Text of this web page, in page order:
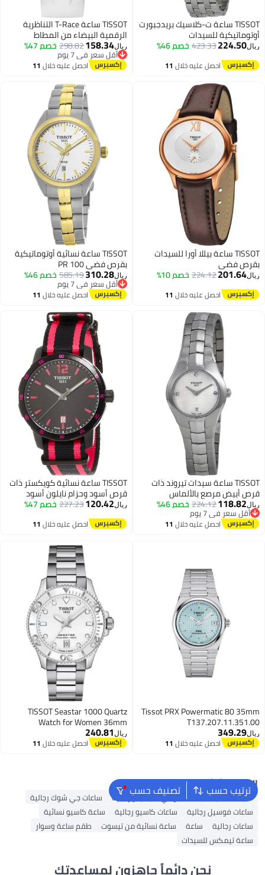
TISSOT ساعة ت-كلاسيك بريدجبورت
أوتوماتيكية للسيدات
ريال224.50
423.33خصم 46%
احصل عليه خلال 11
TISSOT ساعة T-Race التناظرية
الرقمية البيضاء من المطاط
للجنسين
ريال158.34
298.82خصم 47%
أقل سعر في 7 يوم
أقل سعر في 7 يوماحصل عليه خلال 11
TISSOT ساعة بيللا أورا للسيدات
بقرص فضي
ريال201.64
224.12خصم 10%
احصل عليه خلال 11
TISSOT ساعة نسائية أوتوماتيكية
بقرص فضي PR 100
ريال310.28
585.19خصم 46%
أقل سعر في 7 يوم
أقل سعر في 7 يوماحصل عليه خلال 11
TISSOT ساعة سيدات تيروند ذات
قرص أبيض مرصع بالألماس
ريال118.82
224.12خصم 46%
أقل سعر في 7 يوم
أقل سعر في 7 يوماحصل عليه خلال 11
اغسطس
TISSOT ساعة نسائية كويكستر ذات
قرص أسود وحزام نايلون أسود
ووردي فاقع
ريال120.42
227.23خصم 47%
احصل عليه خلال 11
اغسطس
Tissot PRX Powermatic 80 35mm
T137.207.11.351.00
ريال349.29
احصل عليه خلال 11
TISSOT Seastar 1000 Quartz
Watch for Women 36mm
T120.210.11.011.00
ريال240.81
احصل عليه خلال 11
ترتيب حسب تصنيف حسب البحث الشائع
ساعات نسائية ساعات تومي هيلفيغر رجالية
ساعات جي شوك رجالية
ساعات فوسيل رجالية
ساعات كاسيو رجالية
ساعة كاسيو نسائية
ساعات رجالية
ساعة ساعة نسائية من تيسوت
طقم ساعة وسوار
ساعة تيمكس للسيدات
نحن دائماً جاهزون لمساعدتك